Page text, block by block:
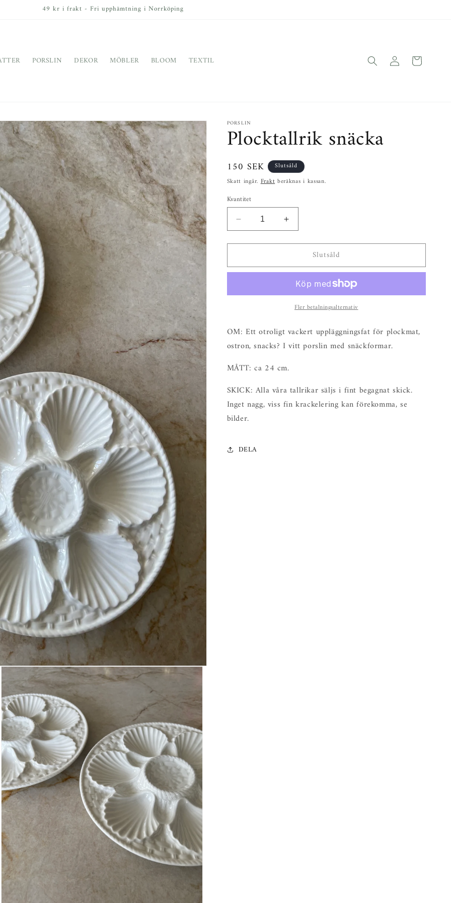
49 kr i frakt - Fri upphämtning i Norrköping
PORSLIN DEKOR MÖBLER BLOOM TEXTIL
Logga
in
Varukorg
PORSLIN
Plocktallrik snäcka
Ordinarie
pris
150 SEK
Slutsåld
Skatt ingår.Fraktberäknas i kassan.
Kvantitet
Minska
kvantitet
för
snäcka
Öka
kvantitet
för
Plocktallrik
snäcka
Slutsåld
Fler betalningsalternativ
OM: Ett otroligt vackert uppläggningsfat för plockmat,
ostron, snacks? I vitt porslin med snäckformar.
MÅTT: ca 24 cm.
SKICK: Alla våra tallrikar säljs i fint begagnat skick.
Inget nagg, viss fin krackelering kan förekomma, se
bilder.
DELA